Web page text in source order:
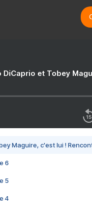
DiCaprio et Tobey
Maguire, c'est lui !
6
5
4